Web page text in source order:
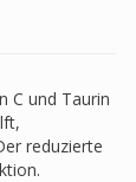
C und Taurin
reduzierte